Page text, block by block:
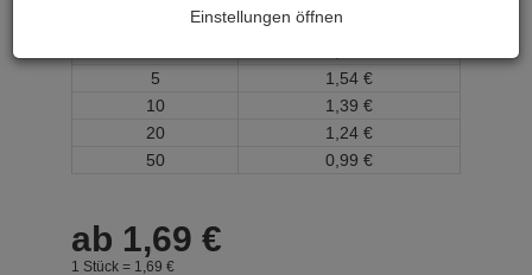
ab Menge
Preis je Stück
5
1, 54 €
10
1, 39 €
20
1, 24 €
50
0, 99 €
ab 1,69 €
1 Stück = 1, 69 €
Einstellungen öffnen